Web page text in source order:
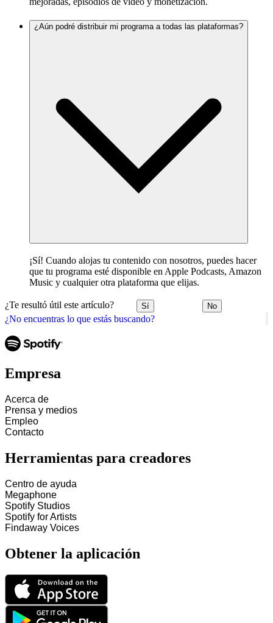
¿No encuentras lo que estás buscando?
¿Aún podré distribuir mi programa a todas las plataformas?
¡Sí! Cuando alojas tu contenido con nosotros, puedes hacer
que tu programa esté disponible en Apple Podcasts, Amazon
Music y cualquier otra plataforma que elijas.
¿Te resultó útil este artículo? Sí No
Empresa
Acerca de
Prensa y medios
Empleo
Contacto
Herramientas para creadores
Centro de ayuda
Megaphone
Spotify Studios
Spotify for Artists
Findaway Voices
Obtener la aplicación